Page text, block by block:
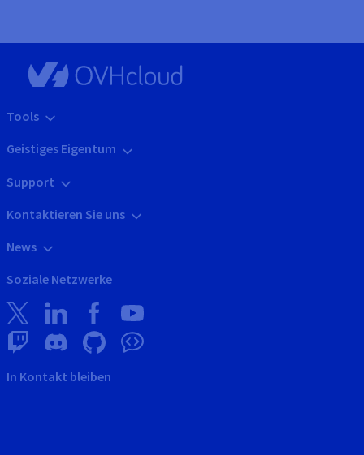
Tools
Geistiges Eigentum
Support
Kontaktieren Sie uns
News
Soziale Netzwerke
In Kontakt bleiben